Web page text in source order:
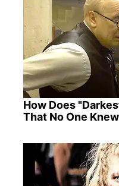
How Does
That No One